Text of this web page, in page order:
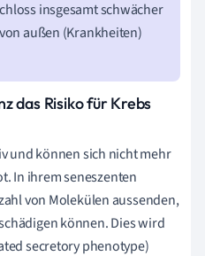
insgesamt schwächer
außen (Krankheiten)
das Risiko für Krebs
und können sich nicht mehr
In ihrem seneszenten
von Molekülen aussenden,
können. Dies wird
secretory phenotype)